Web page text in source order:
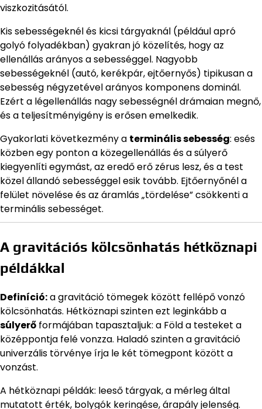
viszkozitásától.
Kis sebességeknél és kicsi tárgyaknál (például apró
golyó folyadékban) gyakran jó közelítés, hogy az
ellenállás arányos a sebességgel. Nagyobb
sebességeknél (autó, kerékpár, ejtőernyős) tipikusan a
sebesség négyzetével arányos komponens dominál.
Ezért a légellenállás nagy sebességnél drámaian megnő,
és a teljesítményigény is erősen emelkedik.
Gyakorlati következmény a terminális sebesség: esés
közben egy ponton a közegellenállás és a súlyerő
kiegyenlíti egymást, az eredő erő zérus lesz, és a test
közel állandó sebességgel esik tovább. Ejtőernyőnél a
felület növelése és az áramlás „tördelése” csökkenti a
terminális sebességet.
A gravitációs kölcsönhatás hétköznapi
példákkal
Definíció:a gravitáció tömegek között fellépő vonzó
kölcsönhatás. Hétköznapi szinten ezt leginkább a
súlyerő formájában tapasztaljuk: a Föld a testeket a
középpontja felé vonzza. Haladó szinten a gravitáció
univerzális törvénye írja le két tömegpont között a
vonzást.
A hétköznapi példák: leeső tárgyak, a mérleg által
mutatott érték, bolygók keringése, árapály jelenség.